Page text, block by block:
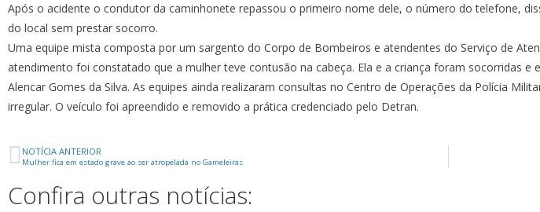
Após o acidente o condutor da caminhonete repassou o primeiro nome dele, o número do telefone,
do local sem prestar socorro.
Uma equipe mista composta por um sargento do Corpo de Bombeiros e atendentes do Serviço de
atendimento foi constatado que a mulher teve contusão na cabeça. Ela e a criança foram socorridas
Alencar Gomes da Silva. As equipes ainda realizaram consultas no Centro de Operações da Polícia
irregular. O veículo foi apreendido e removido a prática credenciado pelo Detran.
NOTÍCIA ANTERIOR
Mulher fica em estado grave ao ser atropelada no Gameleiras
Confira outras notícias: